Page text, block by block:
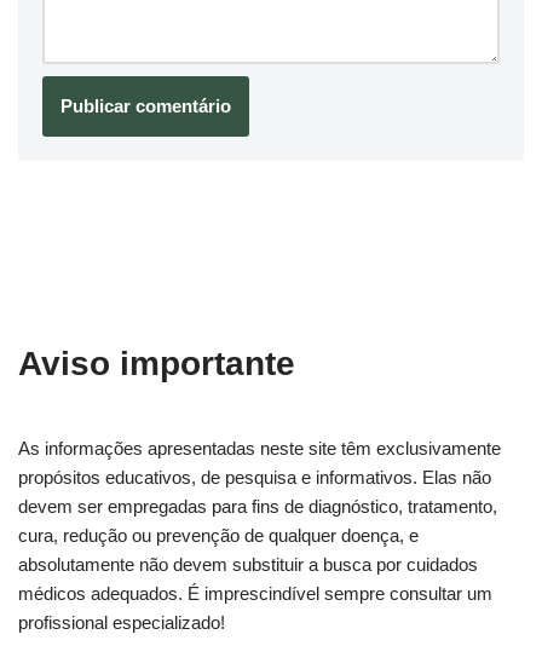
Aviso importante
As informações apresentadas neste site têm exclusivamente
propósitos educativos, de pesquisa e informativos. Elas não
devem ser empregadas para fins de diagnóstico, tratamento,
cura, redução ou prevenção de qualquer doença, e
absolutamente não devem substituir a busca por cuidados
médicos adequados. É imprescindível sempre consultar um
profissional especializado!